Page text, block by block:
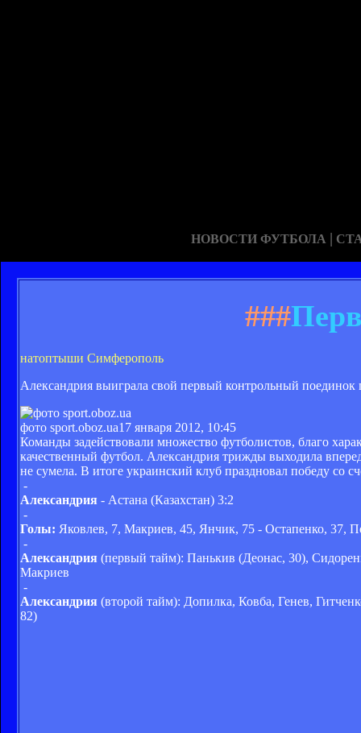
НОВОСТИ ФУТБОЛА |
###
натоптыши Симферополь
Александрия выиграла свой первый контрольный
фото sport.oboz.ua17 января 2012, 10:45
Команды задействовали множество футболистов, благо
качественный футбол. Александрия трижды выходила
не сумела. В итоге украинский клуб праздновал победу со
-
Александрия - Астана (Казахстан) 3:2
-
Голы: Яковлев, 7, Макриев, 45, Янчик, 75 - Остапенко, 37,
-
Александрия (первый тайм): Панькив (Деонас, 30),
Макриев
-
Александрия (второй тайм): Допилка, Ковба, Генев,
82)